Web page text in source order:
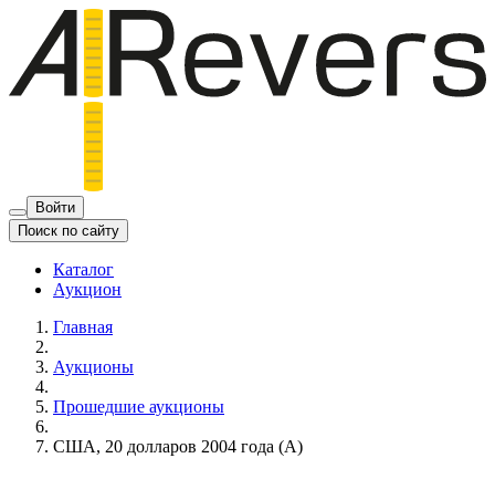
Войти
Поиск по сайту
Каталог
Аукцион
Главная
Аукционы
Прошедшие аукционы
США, 20 долларов 2004 года (А)